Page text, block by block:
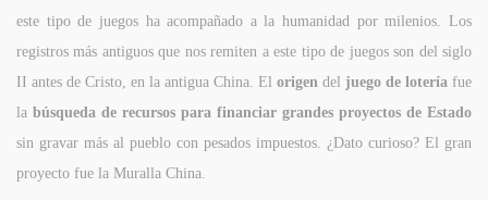
este tipo de juegos ha acompañado a la humanidad por milenios. Los
registros más antiguos que nos remiten a este tipo de juegos son del siglo
II antes de Cristo, en la antigua China. El origen del juego de lotería fue
la búsqueda de recursos para financiar grandes proyectos de Estado
sin gravar más al pueblo con pesados impuestos. ¿Dato curioso? El gran
proyecto fue la Muralla China.